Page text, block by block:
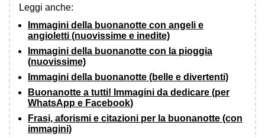
Leggi anche:
Immagini della buonanotte con angeli e
angioletti (nuovissime e inedite)
Immagini della buonanotte con la pioggia
(nuovissime)
Immagini della buonanotte (belle e divertenti)
Buonanotte a tutti! Immagini da dedicare (per
WhatsApp e Facebook)
Frasi, aforismi e citazioni per la buonanotte (con
immagini)